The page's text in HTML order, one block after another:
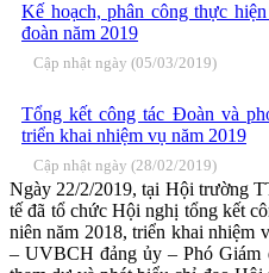
Kế hoạch, phân công thực
đoàn năm 2019
Cập nhật ngày (05/03/2019)
Tổng kết công tác Đoàn và
triển khai nhiệm vụ năm 2019
Cập nhật ngày (28/02/2019)
Ngày 22/2/2019, tại Hội trường
tế đã tổ chức Hội nghị tổng kết
niên năm 2018, triển khai nhiệm
– UVBCH đảng ủy – Phó